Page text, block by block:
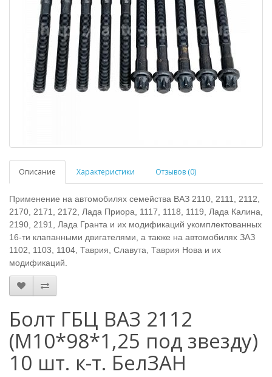
Описание Характеристики Отзывов (0)
Применение на автомобилях семейства ВАЗ 2110, 2111, 2112,
2170, 2171, 2172, Лада Приора, 1117, 1118, 1119, Лада Калина,
2190, 2191, Лада Гранта и их модификаций укомплектованных
16-ти клапанными двигателями, а также на автомобилях ЗАЗ
1102, 1103, 1104, Таврия, Славута, Таврия Нова и их
модификаций.
Болт ГБЦ ВАЗ 2112
(М10*98*1,25 под звезду)
10 шт. к-т. БелЗАН